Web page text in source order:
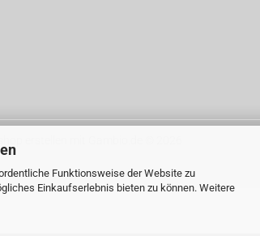
Funktionsweise der Website zu
Einkaufserlebnis bieten zu können. Weitere